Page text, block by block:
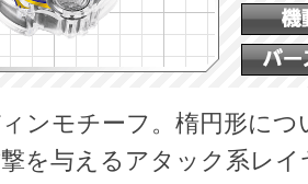
ンモチーフ。楕円形に
を与えるアタック系レイ